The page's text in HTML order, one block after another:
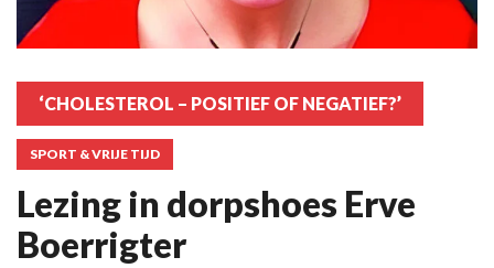
‘CHOLESTEROL – POSITIEF OF NEGATIEF?’
SPORT & VRIJE TIJD
Lezing in dorpshoes Erve
Boerrigter